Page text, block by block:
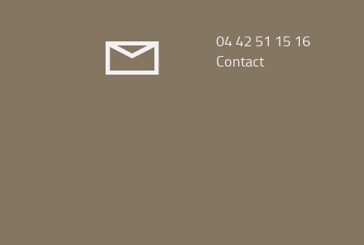
04 42 51 15 16
Contact